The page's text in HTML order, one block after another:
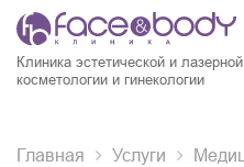
Клиника эстетической и лазерной
косметологии и гинекологии
Главная Услуги